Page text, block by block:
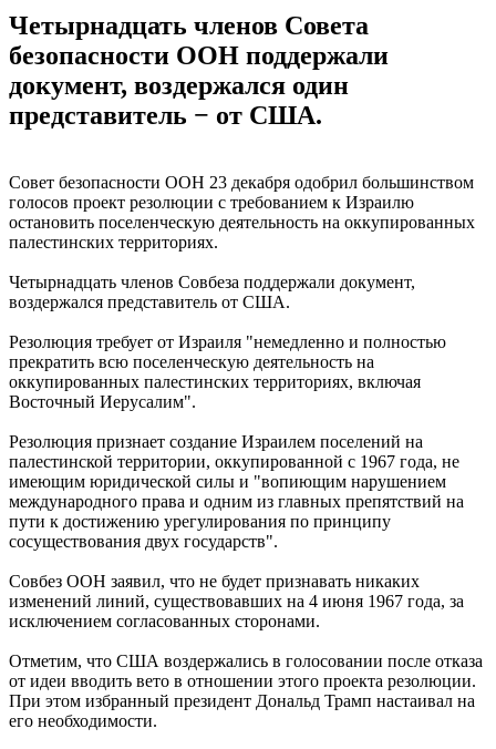
Четырнадцать членов Совета
безопасности ООН поддержали
документ, воздержался один
представитель − от США.
Совет безопасности ООН 23 декабря одобрил большинством
голосов проект резолюции с требованием к Израилю
остановить поселенческую деятельность на оккупированных
палестинских территориях.
Четырнадцать членов Совбеза поддержали документ,
воздержался представитель от США.
Резолюция требует от Израиля "немедленно и полностью
прекратить всю поселенческую деятельность на
оккупированных палестинских территориях, включая
Восточный Иерусалим".
Резолюция признает создание Израилем поселений на
палестинской территории, оккупированной с 1967 года, не
имеющим юридической силы и "вопиющим нарушением
международного права и одним из главных препятствий на
пути к достижению урегулирования по принципу
сосуществования двух государств".
Совбез ООН заявил, что не будет признавать никаких
изменений линий, существовавших на 4 июня 1967 года, за
исключением согласованных сторонами.
Отметим, что США воздержались в голосовании после отказа
от идеи вводить вето в отношении этого проекта резолюции.
При этом избранный президент Дональд Трамп настаивал на
его необходимости.